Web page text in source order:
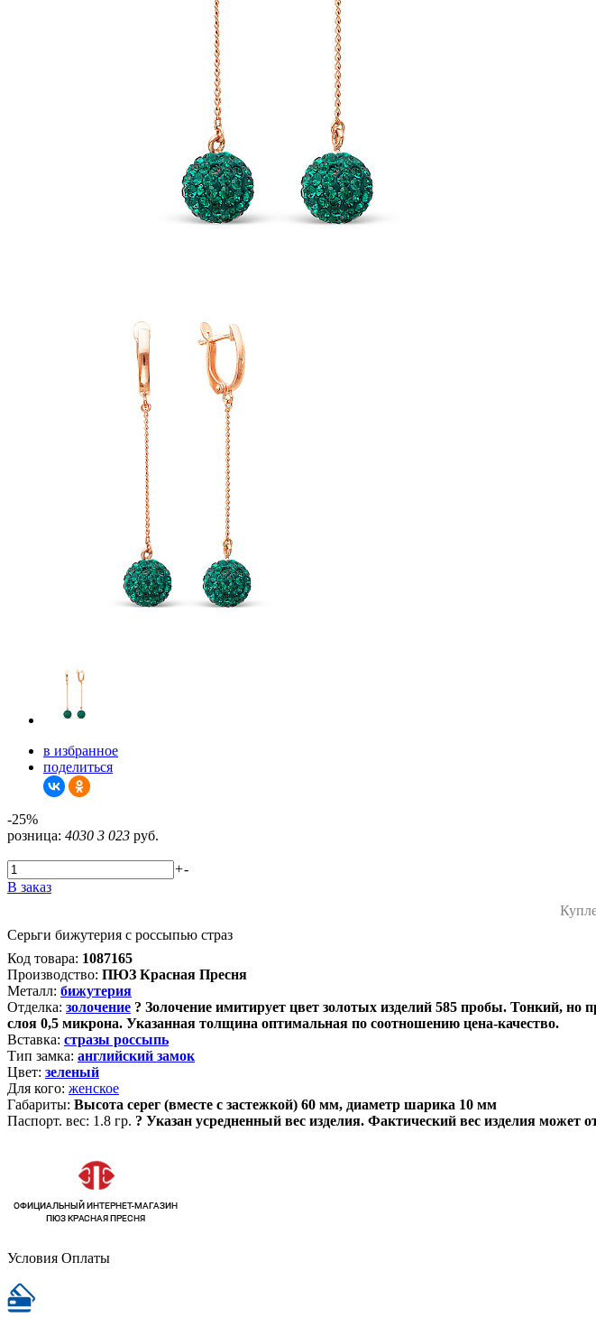
в избранное
поделиться
-25%
розница: 4030 3 023 руб.
+-
В заказ
Серьги бижутерия с россыпью страз
Код товара: 1087165
Производство: ПЮЗ Красная Пресня
Металл: бижутерия
Отделка: золочение ? Золочение имитирует цвет золотых изделий 585 пробы. Тонкий, но
слоя 0,5 микрона. Указанная толщина оптимальная по соотношению цена-качество.
Вставка: стразы россыпь
Тип замка: английский замок
Цвет: зеленый
Для кого: женское
Габариты: Высота серег (вместе с застежкой) 60 мм, диаметр шарика 10 мм
Паспорт. вес: 1.8 гр. ? Указан усредненный вес изделия. Фактический вес изделия может
Условия Оплаты